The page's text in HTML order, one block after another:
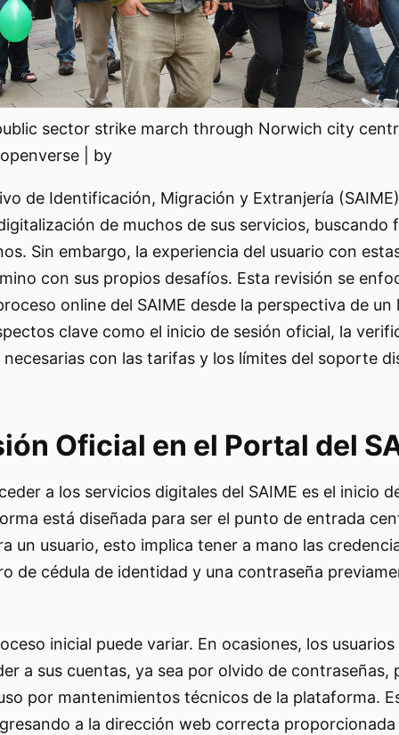
sector strike march through Norwich city
| by
de Identificación, Migración y Extranjería
de muchos de sus servicios, buscando
Sin embargo, la experiencia del usuario con
con sus propios desafíos. Esta revisión se
online del SAIME desde la perspectiva de un
clave como el inicio de sesión oficial, la
con las tarifas y los límites del soporte
Oficial en el Portal del
a los servicios digitales del SAIME es el inicio
está diseñada para ser el punto de entrada
un usuario, esto implica tener a mano las
de cédula de identidad y una contraseña
inicial puede variar. En ocasiones, los
a sus cuentas, ya sea por olvido de contraseñas,
por mantenimientos técnicos de la plataforma.
a la dirección web correcta